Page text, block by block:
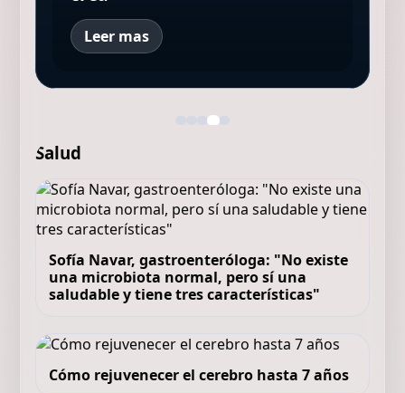
Leer mas
Salud
Sofía Navar, gastroenteróloga: "No existe
una microbiota normal, pero sí una
saludable y tiene tres características"
Cómo rejuvenecer el cerebro hasta 7 años